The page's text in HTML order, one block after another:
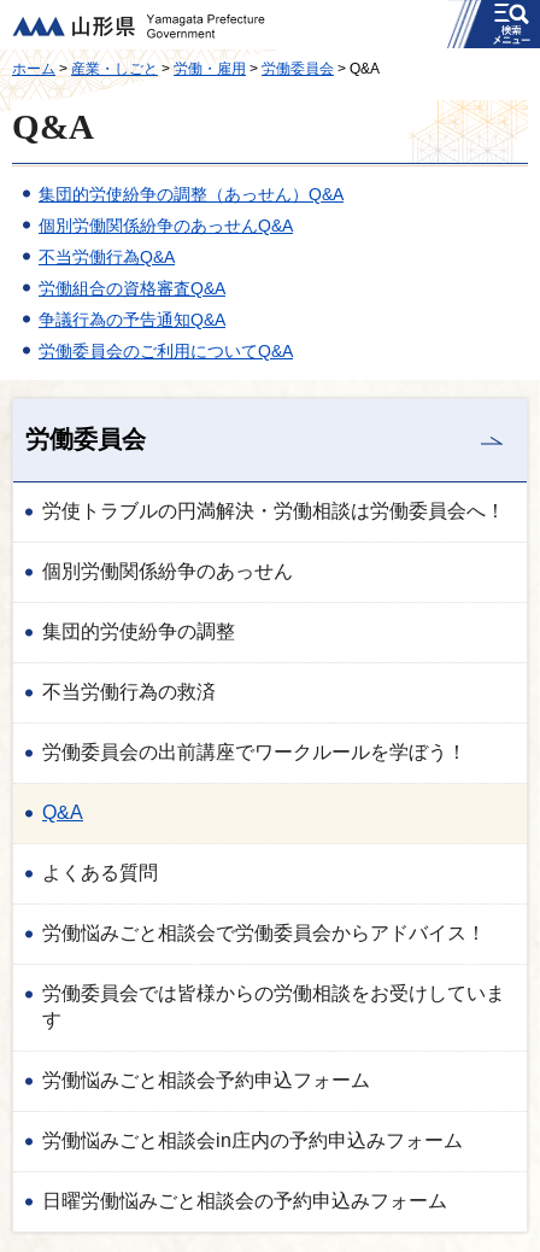
山形県
メニュー
ホーム>産業・しごと >労働・雇用 > 労働委員会 > Q&A
Q&A
集団的労使紛争の調整（あっせん）Q&A
個別労働関係紛争のあっせんQ&A
不当労働行為Q&A
労働組合の資格審査Q&A
争議行為の予告通知Q&A
労働委員会のご利用についてQ&A
労働委員会
労使トラブルの円満解決・労働相談は労働委員会へ！
個別労働関係紛争のあっせん
集団的労使紛争の調整
不当労働行為の救済
労働委員会の出前講座でワークルールを学ぼう！
Q&A
よくある質問
労働悩みごと相談会で労働委員会からアドバイス！
労働委員会では皆様からの労働相談をお受けしていま
す
労働悩みごと相談会予約申込フォーム
労働悩みごと相談会in庄内の予約申込みフォーム
日曜労働悩みごと相談会の予約申込みフォーム